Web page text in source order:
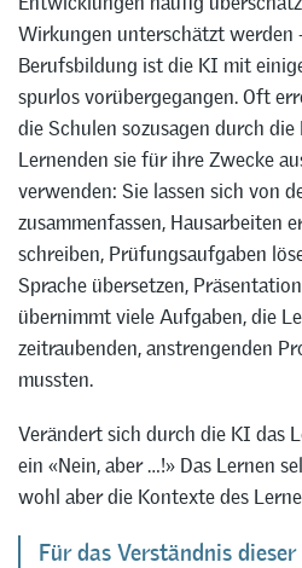
Wirkungen unterschätzt werden
Berufsbildung ist die KI mit
spurlos vorübergegangen. Oft
die Schulen sozusagen durch
Lernenden sie für ihre Zwecke
verwenden: Sie lassen sich von
zusammenfassen, Hausarbeiten
schreiben, Prüfungsaufgaben
Sprache übersetzen,
übernimmt viele Aufgaben, die
zeitraubenden, anstrengenden
mussten.
Verändert sich durch die KI das
ein «Nein, aber …!» Das Lernen
wohl aber die Kontexte des
Für das Verständnis